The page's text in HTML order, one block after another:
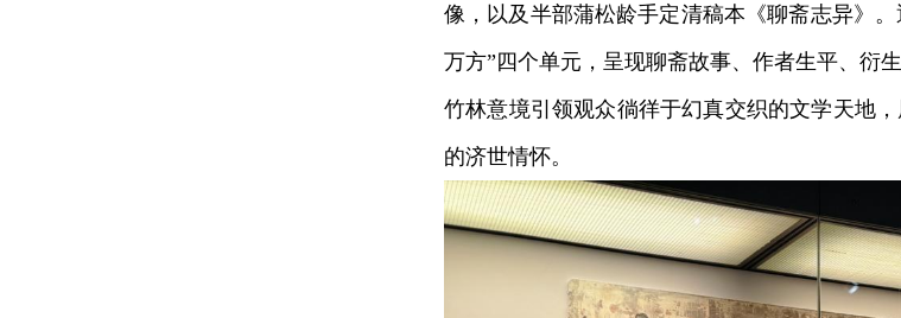
像，以及半部蒲松龄手定清稿本《聊斋志异》
万方”四个单元，呈现聊斋故事、作者生平、衍
竹林意境引领观众徜徉于幻真交织的文学天地
的济世情怀。